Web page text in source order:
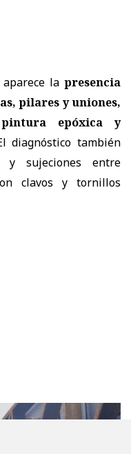
la presencia
pilares y uniones,
epóxica y
diagnóstico también
y sujeciones entre
clavos y tornillos